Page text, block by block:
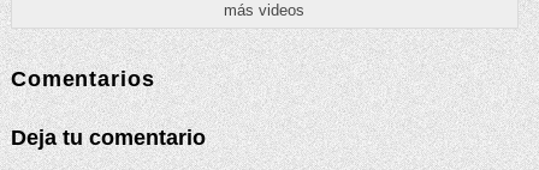
más videos
Comentarios
Deja tu comentario